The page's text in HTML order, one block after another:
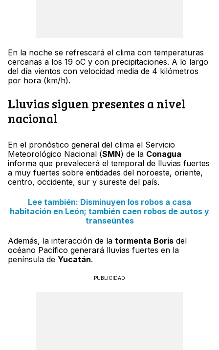
En la noche se refrescará el clima con temperaturas
cercanas a los 19 oC y con precipitaciones. A lo largo
del día vientos con velocidad media de 4 kilómetros
por hora (km/h).
Lluvias siguen presentes a nivel
nacional
En el pronóstico general del clima el Servicio
Meteorológico Nacional (SMN) de la Conagua
informa que prevalecerá el temporal de lluvias fuertes
a muy fuertes sobre entidades del noroeste, oriente,
centro, occidente, sur y sureste del país.
Lee también: Disminuyen los robos a casa
habitación en León; también caen robos de autos y
transeúntes
Además, la interacción de la tormenta Boris del
océano Pacífico generará lluvias fuertes en la
península de Yucatán.
PUBLICIDAD